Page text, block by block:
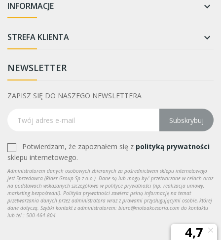
INFORMACJE 
STREFA KLIENTA 
NEWSLETTER
ZAPISZ SIĘ DO NASZEGO NEWSLETTERA
Subskrybuj
Potwierdzam, że zapoznałem się z polityką prywatności
sklepu internetowego.
Administratorem danych osobowych zbieranych za pośrednictwem sklepu internetowego
jest Sprzedawca (Rider Group Sp z o.o.). Dane są lub mogą być przetwarzane w celach oraz
na podstawach wskazanych szczegółowo w polityce prywatności (np. realizacja umowy,
marketing bezpośredni). Polityka prywatności zawiera pełną informację na temat
przetwarzania danych przez administratora wraz z prawami przysługującymi osobie, której
dane dotyczą. Szybki kontakt z administratorem: biuro@motoakcesoria.com do kontaktu
lub tel.: 500-464-804